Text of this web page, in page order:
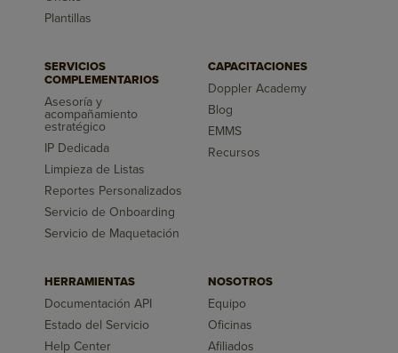
Plantillas
SERVICIOS
COMPLEMENTARIOS
Asesoría y
acompañamiento
estratégico
IP Dedicada
Limpieza de Listas
Reportes Personalizados
Servicio de Onboarding
Servicio de Maquetación
CAPACITACIONES
Doppler Academy
Blog
EMMS
Recursos
HERRAMIENTAS
Documentación API
Estado del Servicio
Help Center
NOSOTROS
Equipo
Oficinas
Afiliados